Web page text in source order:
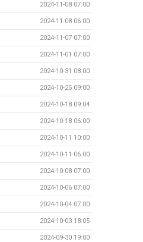
2024-11-08 07:00
2024-11-08 06:00
2024-11-07 07:00
2024-11-01 07:00
2024-10-31 08:00
2024-10-25 09:00
2024-10-18 09:04
2024-10-18 06:00
2024-10-11 10:00
2024-10-11 06:00
2024-10-08 07:00
2024-10-06 07:00
2024-10-04 07:00
2024-10-03 18:05
2024-09-30 19:00